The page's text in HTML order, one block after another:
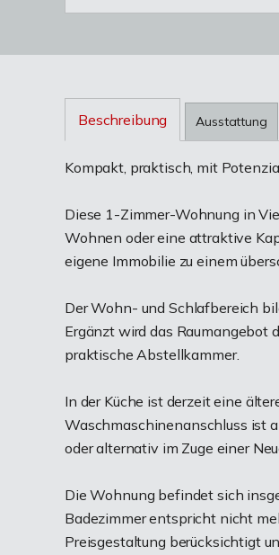
Beschreibung Ausstattung
Kompakt, praktisch, mit
Diese 1-Zimmer-Wohnung in
Wohnen oder eine attraktive
eigene Immobilie zu einem
Der Wohn- und Schlafbereich
Ergänzt wird das Raumangebot
praktische Abstellkammer.
In der Küche ist derzeit eine
Waschmaschinenanschluss ist
oder alternativ im Zuge einer
Die Wohnung befindet sich
Badezimmer entspricht nicht
Preisgestaltung berücksichtigt